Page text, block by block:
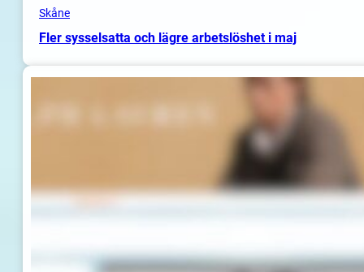
Skåne
Fler sysselsatta och lägre arbetslöshet i maj